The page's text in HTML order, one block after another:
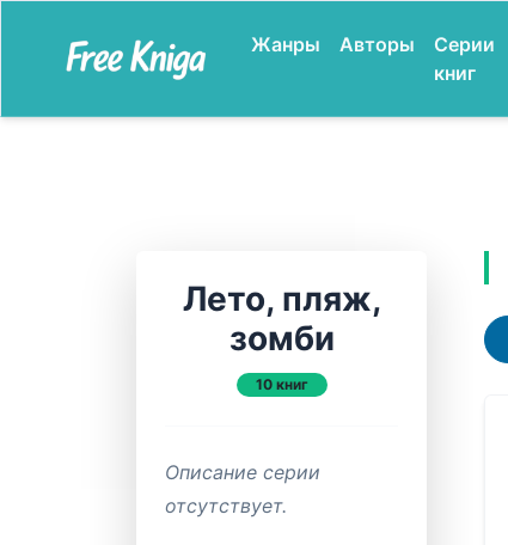
Жанры Авторы
Серии
книг
Лето, пляж,
зомби
10 книг
Описание серии
отсутствует.